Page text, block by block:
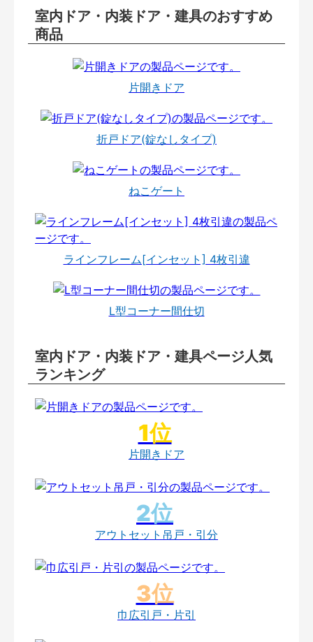
室内ドア・内装ドア・建具のおすすめ
商品
片開きドア
折戸ドア(錠なしタイプ)
ねこゲート
ラインフレーム[インセット] 4枚引違
L型コーナー間仕切
室内ドア・内装ドア・建具ページ人気
ランキング
片開きドア
アウトセット吊戸・引分
巾広引戸・片引